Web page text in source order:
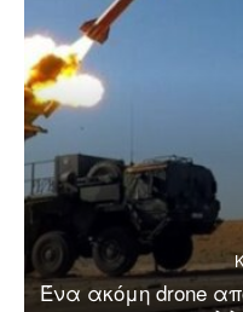
Ένα ακόμη drone